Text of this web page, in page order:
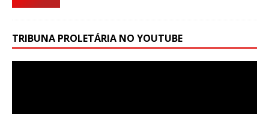
TRIBUNA PROLETÁRIA NO YOUTUBE